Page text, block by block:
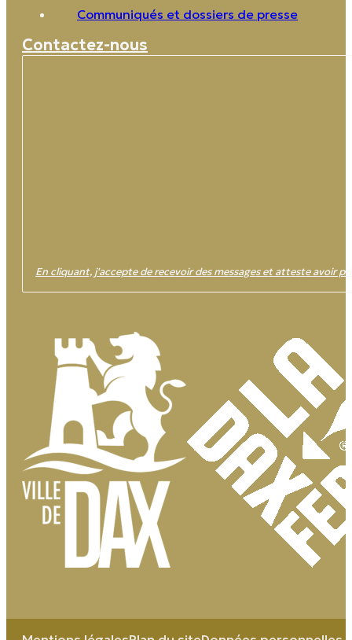
Communiqués et dossiers de presse
Contactez-nous
En cliquant, j'accepte de recevoir des messages et atteste avoir